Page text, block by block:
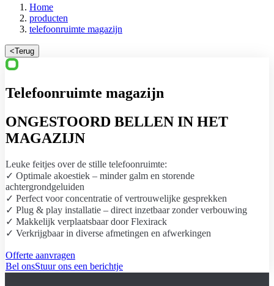
Home
producten
telefoonruimte magazijn
<Terug
Telefoonruimte magazijn
ONGESTOORD BELLEN IN HET
MAGAZIJN
Leuke feitjes over de stille telefoonruimte:
✓ Optimale akoestiek – minder galm en storende
achtergrondgeluiden
✓ Perfect voor concentratie of vertrouwelijke gesprekken
✓ Plug & play installatie – direct inzetbaar zonder verbouwing
✓ Makkelijk verplaatsbaar door Flexirack
✓ Verkrijgbaar in diverse afmetingen en afwerkingen
Offerte aanvragen
Bel onsStuur ons een berichtje